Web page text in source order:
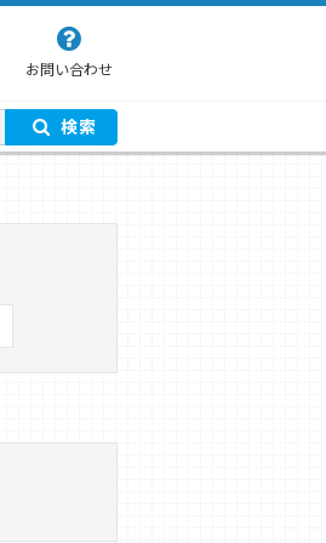
お問い合わせ
検索